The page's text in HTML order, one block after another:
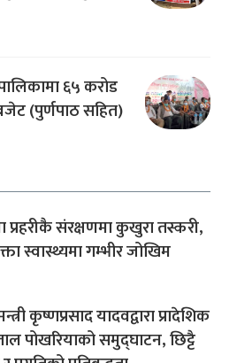
६५ करोड
(पुर्णपाठ सहित)
प्रहरीकै संरक्षणमा कुखुरा तस्करी,
स्वास्थ्यमा गम्भीर जोखिम
कृष्णप्रसाद यादवद्वारा प्रादेशिक
पोखरियाको समुद्घाटन, छिट्टै